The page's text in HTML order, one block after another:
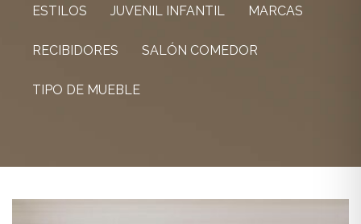
ESTILOS JUVENIL INFANTIL MARCAS
RECIBIDORES SALÓN COMEDOR
TIPO DE MUEBLE